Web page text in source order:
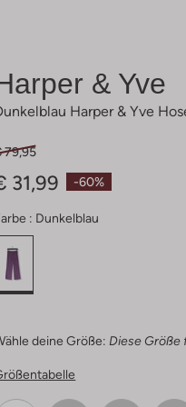
& Yve
Harper & Yve
-60%
79,95
31,99
: Dunkelblau
deine Größe: Diese Größe